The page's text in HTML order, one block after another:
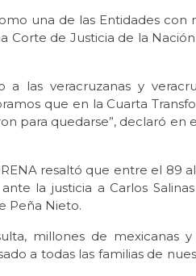
una de las Entidades con
Corte de Justicia de la
a las veracruzanas y
que en la Cuarta
para quedarse”, declaró en
resaltó que entre el 89
la justicia a Carlos
Peña Nieto.
millones de mexicanas y
a todas las familias de